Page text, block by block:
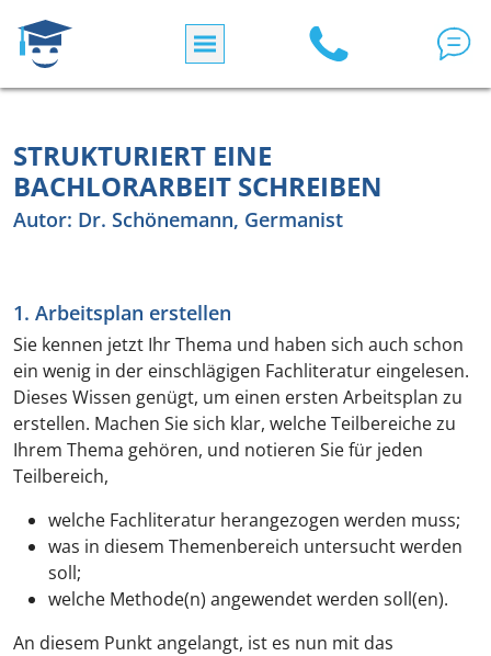
STRUKTURIERT EINE
BACHLORARBEIT SCHREIBEN
Autor: Dr. Schönemann, Germanist
1. Arbeitsplan erstellen
Sie kennen jetzt Ihr Thema und haben sich auch schon
ein wenig in der einschlägigen Fachliteratur eingelesen.
Dieses Wissen genügt, um einen ersten Arbeitsplan zu
erstellen. Machen Sie sich klar, welche Teilbereiche zu
Ihrem Thema gehören, und notieren Sie für jeden
Teilbereich,
welche Fachliteratur herangezogen werden muss;
was in diesem Themenbereich untersucht werden
soll;
welche Methode(n) angewendet werden soll(en).
An diesem Punkt angelangt, ist es nun mit das